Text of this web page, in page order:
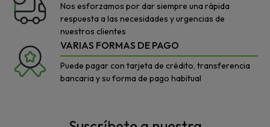
Nos esforzamos por dar siempre una rápida
respuesta a las necesidades y urgencias de
nuestros clientes
VARIAS FORMAS DE PAGO
Puede pagar con tarjeta de crédito, transferencia
bancaria y su forma de pago habitual